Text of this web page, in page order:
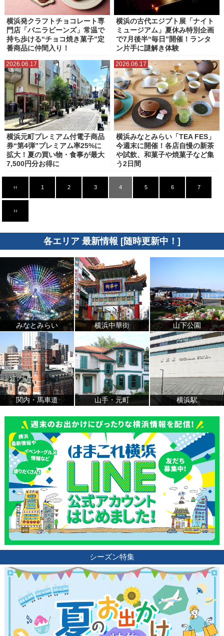
横浜発クラフトチョコレート専
門店「バニラビーンズ」常温で
持ち歩ける“チョコ焼き菓子”定
番商品に仲間入り！
横浜の古代エジプト展「ナイト
ミュージアム」夏休み特別企画
で7月後半“毎日”開催！ランタ
ン片手に謎解き体験
2026.06.17
横浜元町プレミアム付電子商品
券“第4弾”プレミアム率25%に
拡大！夏の買い物・食事が最大
7,500円分お得に
2026.06.17
横浜みなとみらい「TEA FES」
今週末に開催！各店自慢の新茶
や試飲、和菓子や焼菓子など集
う2日間
‹‹ 1 2 3 4 5 6 7
››
各エリア 最新情報 [随時更新中！]
みなとみらい 横浜中華街 山下公園
関内・馬車道 山手・元町 横浜駅
シーズン特集